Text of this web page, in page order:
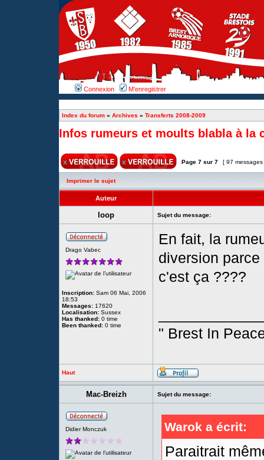
Connexion M’enregistrer
Index du forum » Archives » Transferts 2008-2009
Infos rumeurs et moults blabla à la
Page 7 sur 7 [ 97
Imprimer le sujet
Auteur
loop Sujet du message:
Drago Vabec
Inscription: Sam 06 Mai, 2006
18:53
Messages: 17620
Localisation: Sussex
Has thanked: 0 time
Been thanked: 0 time
En fait, la
diversion
c'est ça ????
" Brest In
Haut
Mac-Breizh Sujet du message:
Didier Monczuk Warok a écrit:
Paraitrait